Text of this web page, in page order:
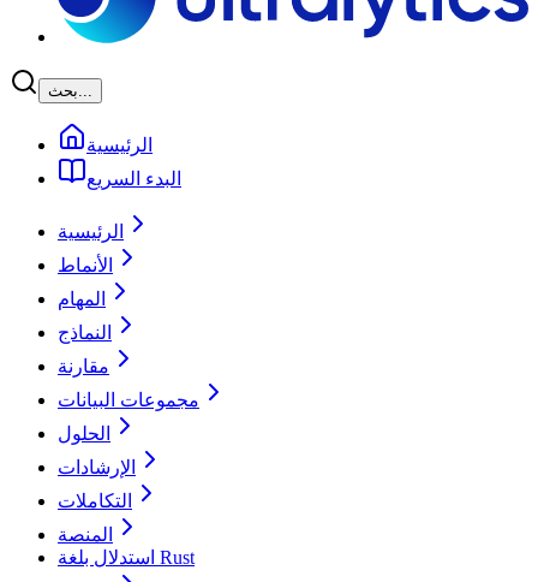
بحث...
الرئيسية
البدء السريع
الرئيسية
الأنماط
المهام
النماذج
مقارنة
مجموعات البيانات
الحلول
الإرشادات
التكاملات
المنصة
استدلال بلغة Rust